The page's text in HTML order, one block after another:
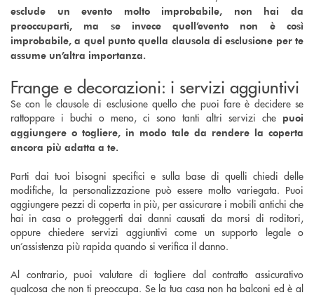
esclude un evento molto improbabile, non hai da
preoccuparti, ma se invece quell’evento non è così
improbabile, a quel punto quella clausola di esclusione per te
assume un’altra importanza.
Frange e decorazioni: i servizi aggiuntivi
Se con le clausole di esclusione quello che puoi fare è decidere se
rattoppare i buchi o meno, ci sono tanti altri servizi che puoi
aggiungere o togliere, in modo tale da rendere la coperta
ancora più adatta a te.
Parti dai tuoi bisogni specifici e sulla base di quelli chiedi delle
modifiche, la personalizzazione può essere molto variegata. Puoi
aggiungere pezzi di coperta in più, per assicurare i mobili antichi che
hai in casa o proteggerti dai danni causati da morsi di roditori,
oppure chiedere servizi aggiuntivi come un supporto legale o
un’assistenza più rapida quando si verifica il danno.
Al contrario, puoi valutare di togliere dal contratto assicurativo
qualcosa che non ti preoccupa. Se la tua casa non ha balconi ed è al